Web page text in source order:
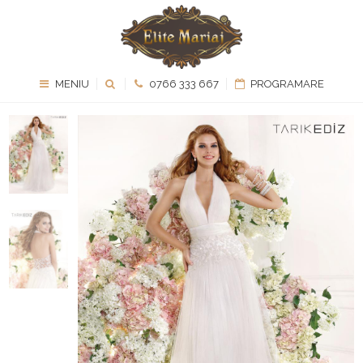
MENIU 0766 333 667 PROGRAMARE